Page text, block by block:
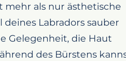
als nur ästhetische
Labradors sauber
Gelegenheit, die Haut
des Bürstens